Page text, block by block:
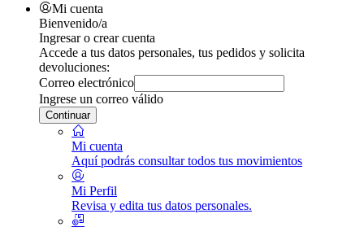
Mi cuenta
Bienvenido/a
Ingresar o crear cuenta
Accede a tus datos personales, tus pedidos y solicita
devoluciones:
Correo electrónico
Ingrese un correo válido
Continuar
Mi cuenta
Aquí podrás consultar todos tus movimientos
Mi Perfil
Revisa y edita tus datos personales.